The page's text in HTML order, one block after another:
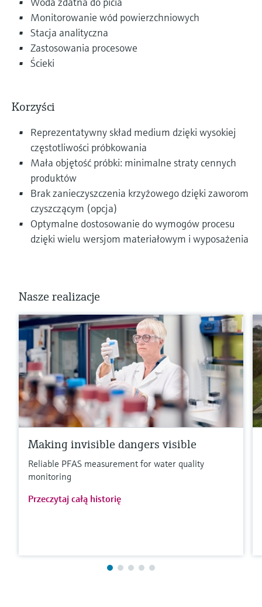
Monitorowanie wód powierzchniowych
Stacja analityczna
Zastosowania procesowe
Ścieki
Korzyści
Reprezentatywny skład medium dzięki wysokiej
częstotliwości próbkowania
Mała objętość próbki: minimalne straty cennych
produktów
Brak zanieczyszczenia krzyżowego dzięki zaworom
czyszczącym (opcja)
Optymalne dostosowanie do wymogów procesu
dzięki wielu wersjom materiałowym i wyposażenia
Nasze realizacje
Making invisible dangers visible
Reliable PFAS measurement for water quality
monitoring
Przeczytaj całą historię